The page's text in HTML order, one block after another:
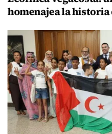
homenajea la historia